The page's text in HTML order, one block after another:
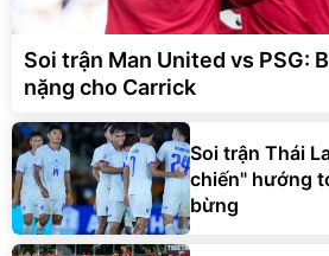
Soi trận Man United vs PSG:
nặng cho Carrick
Soi trận Thái
chiến" hướng
bừng